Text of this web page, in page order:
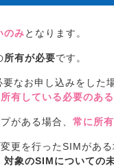
のみとなります。
所有が必要です。
なお申し込みをした場
有している必要のあ
がある場合、 常に所
更を行ったSIMがある
対象のSIMについての